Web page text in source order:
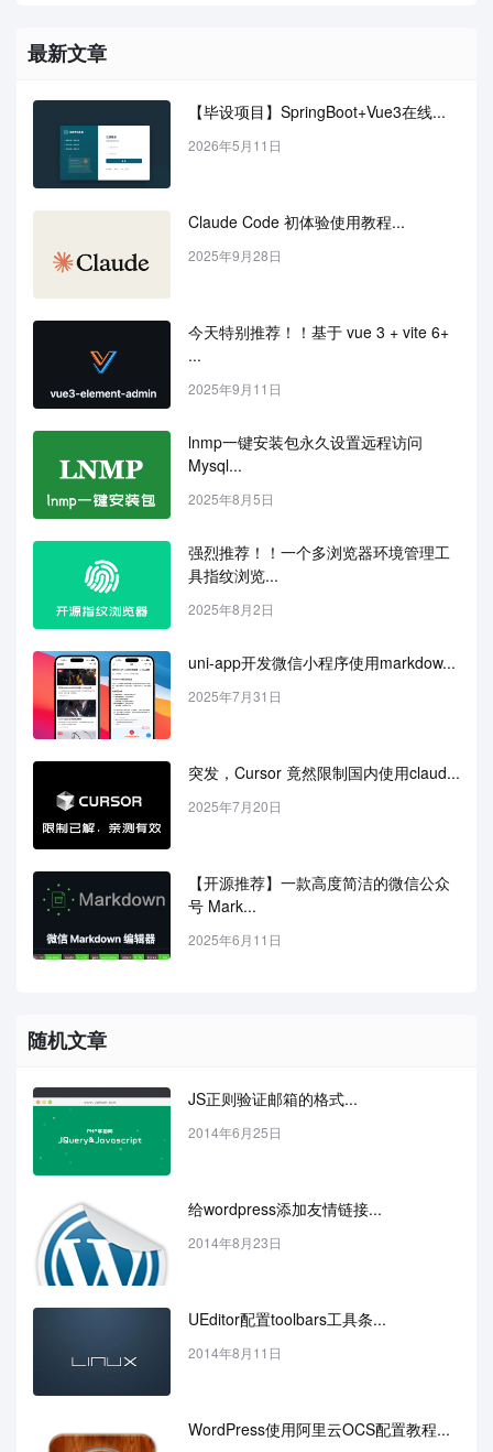
最新文章
【毕设项目】SpringBoot+Vue3在线...
2026年5月11日
Claude Code 初体验使用教程...
2025年9月28日
今天特别推荐！！基于 vue 3 + vite 6+
...
2025年9月11日
lnmp一键安装包永久设置远程访问
Mysql...
2025年8月5日
强烈推荐！！一个多浏览器环境管理工
具指纹浏览...
2025年8月2日
uni-app开发微信小程序使用markdow...
2025年7月31日
突发，Cursor 竟然限制国内使用claud...
2025年7月20日
【开源推荐】一款高度简洁的微信公众
号 Mark...
2025年6月11日
随机文章
JS正则验证邮箱的格式...
2014年6月25日
给wordpress添加友情链接...
2014年8月23日
UEditor配置toolbars工具条...
2014年8月11日
WordPress使用阿里云OCS配置教程...